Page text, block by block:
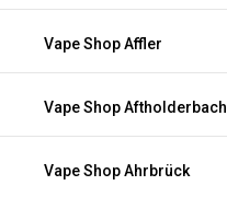
Vape Shop Affler
Vape Shop Aftholderbach
Vape Shop Ahrbrück